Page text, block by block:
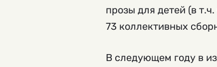
прозы для детей (в
73 коллективных
В следующем году в